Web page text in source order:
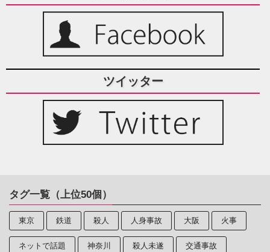
ツイッター
タグ一覧（上位50個）
東京 鉄道 殺人 人身事故 大阪 火事
ネットで話題 神奈川 殺人未遂 交通事故